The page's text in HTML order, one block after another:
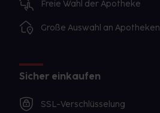
Freie Wahl der Apotheke
Große Auswahl an Apotheken
Sicher einkaufen
SSL-Verschlüsselung